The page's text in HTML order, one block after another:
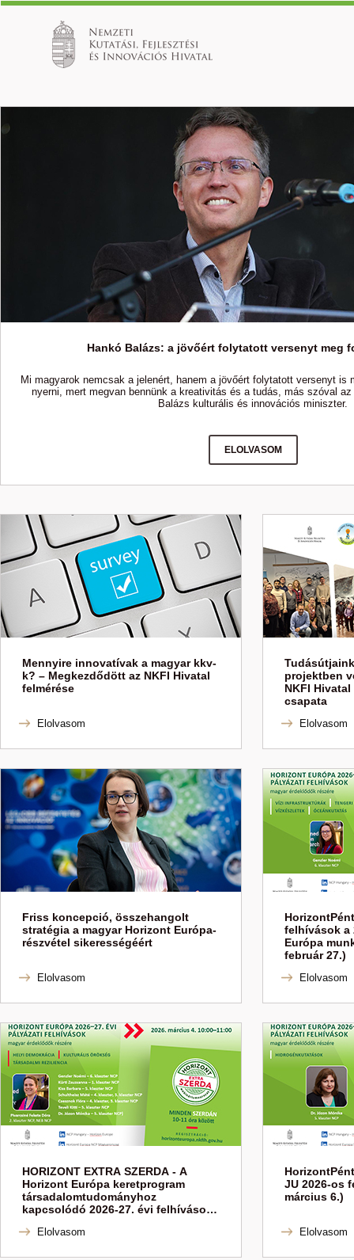
Hankó Balázs: a jövőért folytatott versenyt meg
Mi magyarok nemcsak a jelenért, hanem a jövőért folytatott versenyt is
nyerni, mert megvan bennünk a kreativitás és a tudás, más szóval
Balázs kulturális és innovációs miniszter.
ELOLVASOM
Mennyire innovatívak a magyar kkv-
k? – Megkezdődött az NKFI Hivatal
felmérése
Elolvasom
projektben
NKFI
csapata
Elolvasom
Friss koncepció, összehangolt
stratégia a magyar Horizont Európa-
részvétel sikerességéért
Elolvasom
felhívások a
Európa
február 27.)
Elolvasom
HORIZONT EXTRA SZERDA - A
Horizont Európa keretprogram
társadalomtudományhoz
kapcsolódó 2026-27. évi felhívások
Elolvasom
JU 2026-os
március 6.)
Elolvasom